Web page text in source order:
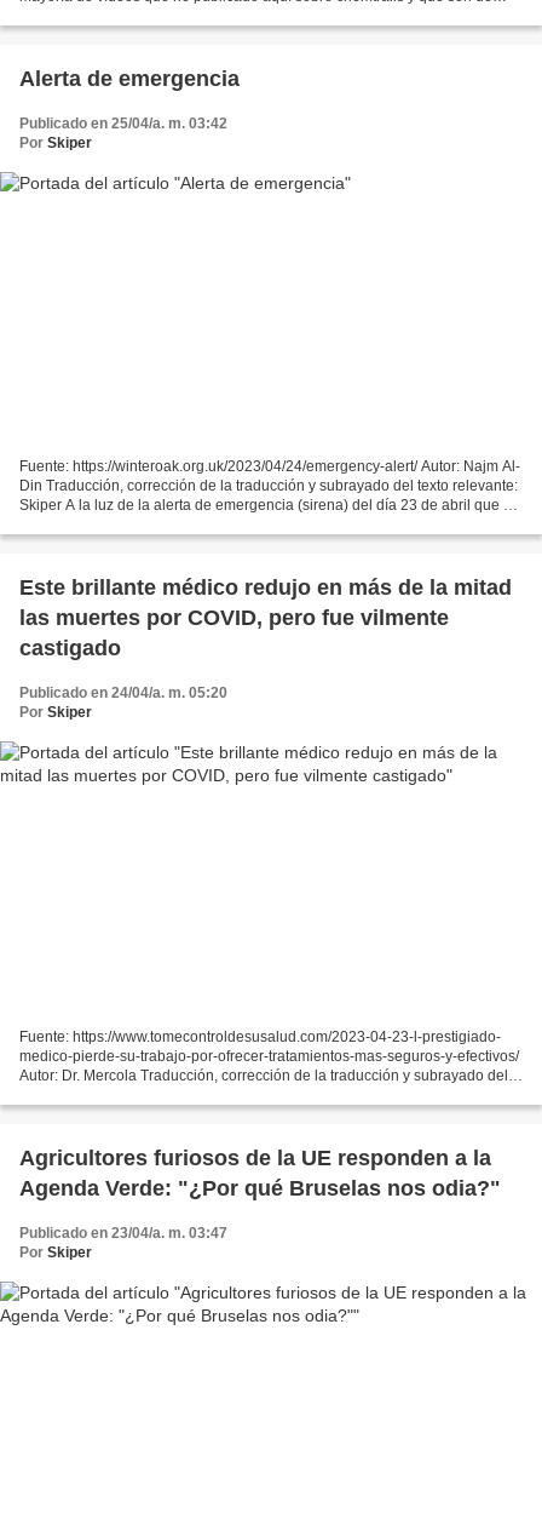
Alerta de emergencia
Publicado en 25/04/a. m. 03:42
Por Skiper
Fuente: https://winteroak.org.uk/2023/04/24/emergency-alert/ Autor: Najm Al-
Din Traducción, corrección de la traducción y subrayado del texto relevante:
Skiper A la luz de la alerta de emergencia (sirena) del día 23 de abril que se
Este brillante médico redujo en más de la mitad
las muertes por COVID, pero fue vilmente
castigado
Publicado en 24/04/a. m. 05:20
Por Skiper
Fuente: https://www.tomecontroldesusalud.com/2023-04-23-l-prestigiado-
medico-pierde-su-trabajo-por-ofrecer-tratamientos-mas-seguros-y-efectivos/
Autor: Dr. Mercola Traducción, corrección de la traducción y subrayado del
Agricultores furiosos de la UE responden a la
Agenda Verde: "¿Por qué Bruselas nos odia?"
Publicado en 23/04/a. m. 03:47
Por Skiper